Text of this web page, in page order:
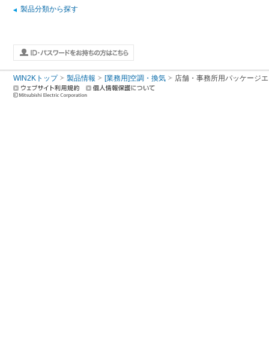
製品分類から探す
WIN2Kトップ 製品情報 [業務用]空調・換気 店舗・事務所用パッケージ